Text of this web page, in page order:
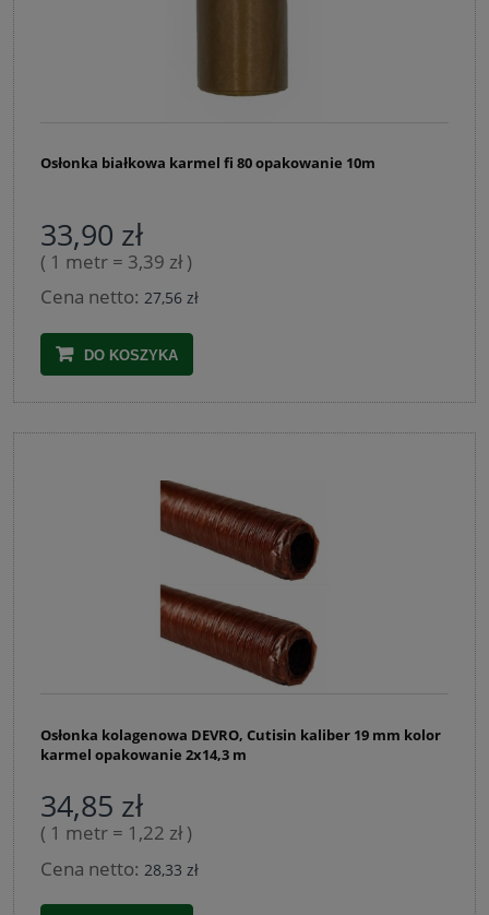
Osłonka białkowa karmel fi 80 opakowanie 10m
33,90 zł
( 1 metr = 3,39 zł )
Cena netto: 27,56 zł
DO KOSZYKA
Osłonka kolagenowa DEVRO, Cutisin kaliber 19 mm kolor
karmel opakowanie 2x14,3 m
34,85 zł
( 1 metr = 1,22 zł )
Cena netto: 28,33 zł